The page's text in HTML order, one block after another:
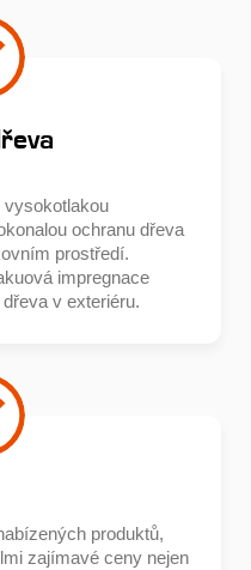
vysokotlakou
ochranu dřeva
prostředí.
impregnace
v exteriéru.
produktů,
zajímavé ceny nejen